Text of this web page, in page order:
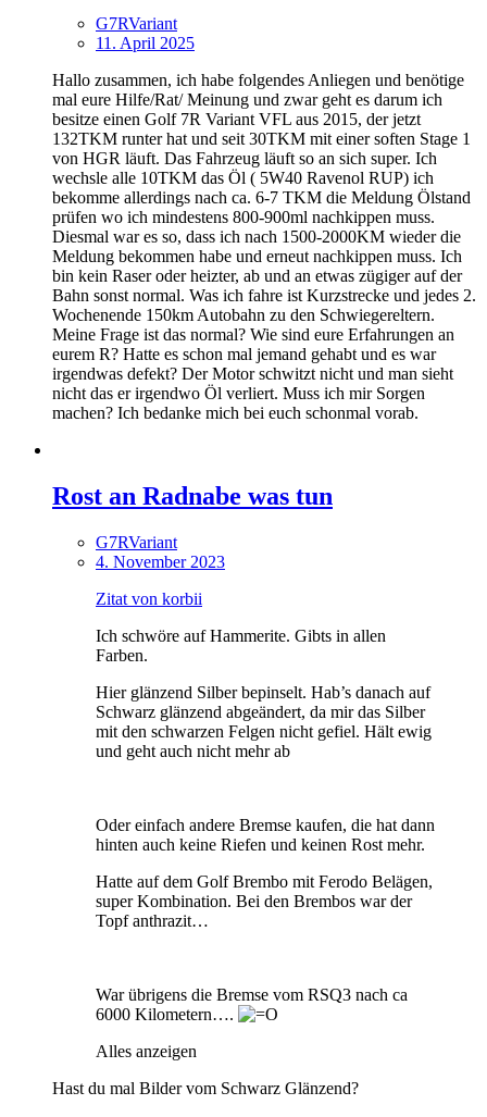
G7RVariant
11. April 2025
Hallo zusammen, ich habe folgendes Anliegen und benötige
mal eure Hilfe/Rat/ Meinung und zwar geht es darum ich
besitze einen Golf 7R Variant VFL aus 2015, der jetzt
132TKM runter hat und seit 30TKM mit einer soften Stage 1
von HGR läuft. Das Fahrzeug läuft so an sich super. Ich
wechsle alle 10TKM das Öl ( 5W40 Ravenol RUP) ich
bekomme allerdings nach ca. 6-7 TKM die Meldung Ölstand
prüfen wo ich mindestens 800-900ml nachkippen muss.
Diesmal war es so, dass ich nach 1500-2000KM wieder die
Meldung bekommen habe und erneut nachkippen muss. Ich
bin kein Raser oder heizter, ab und an etwas zügiger auf der
Bahn sonst normal. Was ich fahre ist Kurzstrecke und jedes 2.
Wochenende 150km Autobahn zu den Schwiegereltern.
Meine Frage ist das normal? Wie sind eure Erfahrungen an
eurem R? Hatte es schon mal jemand gehabt und es war
irgendwas defekt? Der Motor schwitzt nicht und man sieht
nicht das er irgendwo Öl verliert. Muss ich mir Sorgen
machen? Ich bedanke mich bei euch schonmal vorab.
Rost an Radnabe was tun
G7RVariant
4. November 2023
Zitat von korbii
Ich schwöre auf Hammerite. Gibts in allen
Farben.
Hier glänzend Silber bepinselt. Hab’s danach auf
Schwarz glänzend abgeändert, da mir das Silber
mit den schwarzen Felgen nicht gefiel. Hält ewig
und geht auch nicht mehr ab
Oder einfach andere Bremse kaufen, die hat dann
hinten auch keine Riefen und keinen Rost mehr.
Hatte auf dem Golf Brembo mit Ferodo Belägen,
super Kombination. Bei den Brembos war der
Topf anthrazit…
War übrigens die Bremse vom RSQ3 nach ca
6000 Kilometern….
Alles anzeigen
Hast du mal Bilder vom Schwarz Glänzend?